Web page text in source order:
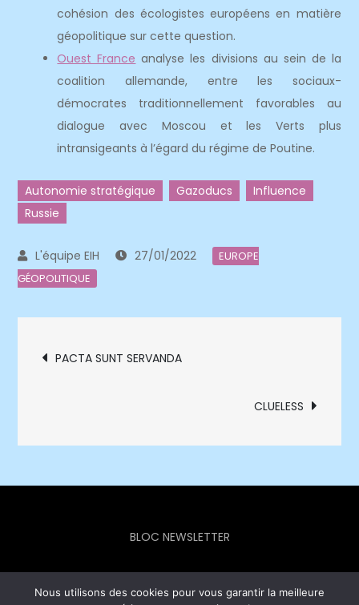
cohésion des écologistes européens en matière
géopolitique sur cette question.
Ouest France analyse les divisions au sein de la
coalition allemande, entre les sociaux-
démocrates traditionnellement favorables au
dialogue avec Moscou et les Verts plus
intransigeants à l’égard du régime de Poutine.
Autonomie stratégique Gazoducs
Influence
Russie
27/01/2022
EUROPE
GÉOPOLITIQUE
Navigation
l’article
PACTA SUNT SERVANDA
CLUELESS
BLOC NEWSLETTER
Nous utilisons des cookies pour vous garantir la meilleure